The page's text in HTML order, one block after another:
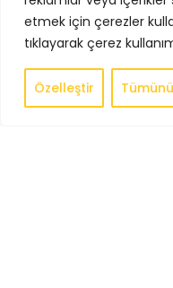
etmek için çerezler
tıklayarak çerez
Özelleştir
BİLGİLENDİRME
Gizlilik Politikası
Şartlar ve Koşullar
0